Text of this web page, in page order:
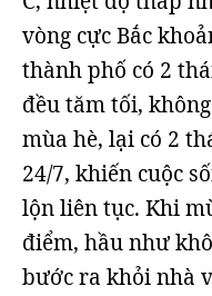
vòng cực Bắc
thành phố có 2
đều tăm tối,
mùa hè, lại có 2
24/7, khiến cuộc
lộn liên tục. Khi
điểm, hầu như
bước ra khỏi nhà